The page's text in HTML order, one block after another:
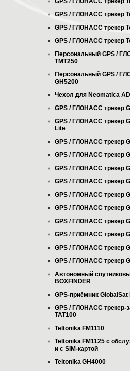
GPS / ГЛОНАСС трекер
GPS / ГЛОНАСС трекер
GPS / ГЛОНАСС трекер
Персональный GPS /
TMT250
Персональный GPS /
GH5200
Чехол для Neomatica
GPS / ГЛОНАСС трекер
GPS / ГЛОНАСС трекер
Lite
GPS / ГЛОНАСС трекер
GPS / ГЛОНАСС трекер
GPS / ГЛОНАСС трекер
GPS / ГЛОНАСС трекер
GPS / ГЛОНАСС трекер
GPS / ГЛОНАСС трекер
GPS / ГЛОНАСС трекер
GPS / ГЛОНАСС трекер
GPS / ГЛОНАСС трекер
GPS / ГЛОНАСС трекер
Автономный
BOXFINDER
GPS-приёмник
GPS / ГЛОНАСС трекер-
TAT100
Teltonika FM1110
Teltonika FM1125 с
и с SIM-картой
Teltonika GH4000